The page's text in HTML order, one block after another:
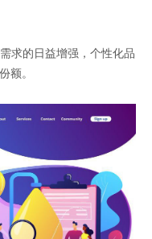
求的日益增强，个性化品
额。